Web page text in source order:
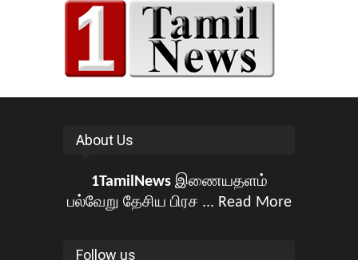
About Us
1TamilNewsஇணையதளம்
பல்வேறு தேசிய பிரச ... Read More
Follow us